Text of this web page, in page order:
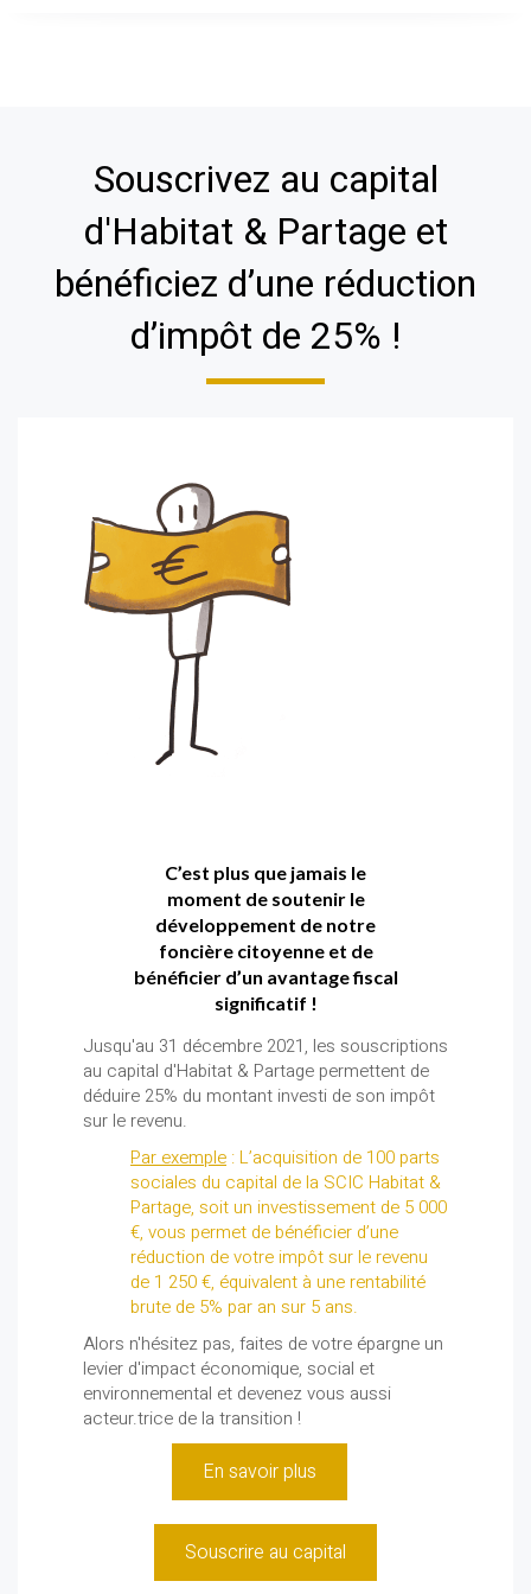
Souscrivez au capital
d'Habitat & Partage et
bénéficiez d’une réduction
d’impôt de 25% !
C’est plus que jamais le
moment de soutenir le
développement de notre
foncière citoyenne et de
bénéficier d’un avantage fiscal
significatif !
Jusqu'au 31 décembre 2021, les souscriptions
au capital d'Habitat & Partage permettent de
déduire 25% du montant investi de son impôt
sur le revenu.
Par exemple : L’acquisition de 100 parts
sociales du capital de la SCIC Habitat &
Partage, soit un investissement de 5 000
€, vous permet de bénéficier d’une
réduction de votre impôt sur le revenu
de 1 250 €, équivalent à une rentabilité
brute de 5% par an sur 5 ans.
Alors n'hésitez pas, faites de votre épargne un
levier d'impact économique, social et
environnemental et devenez vous aussi
acteur.trice de la transition !
En savoir plus
Souscrire au capital